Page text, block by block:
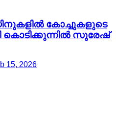
കോച്ചുകളുടെ
കൊടിക്കുന്നിൽ സുരേഷ്
15, 2026